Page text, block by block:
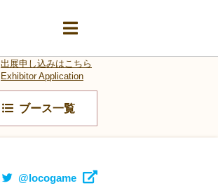
ブース一覧
出展申し込みはこちら
Exhibitor Application
@locogame